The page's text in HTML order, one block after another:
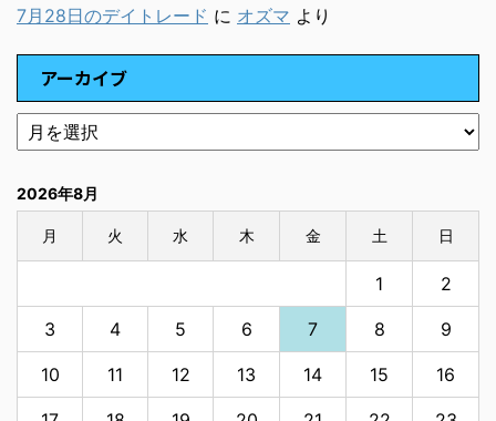
7月28日のデイトレード に オズマ より
アーカイブ
2026年8月
月 火 水 木 金 土 日
1 2
3 4 5 6 7 8 9
10 11 12 13 14 15 16